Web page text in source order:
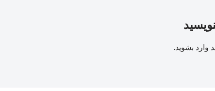
وارد بشوید.